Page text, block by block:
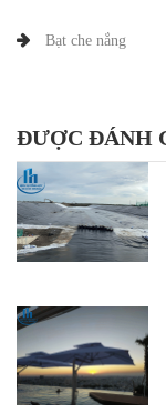
Bạt che nắng
ĐƯỢC ĐÁNH